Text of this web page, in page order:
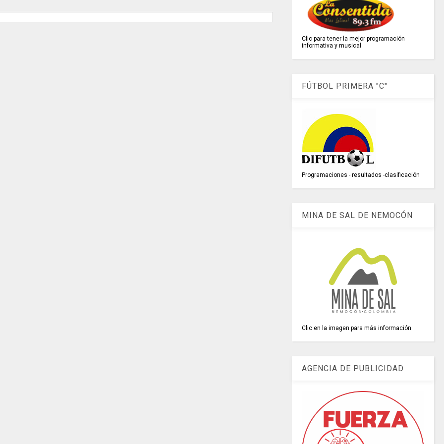
Clic para tener la mejor programación
informativa y musical
FÚTBOL PRIMERA "C"
Programaciones - resultados -clasificación
MINA DE SAL DE NEMOCÓN
Clic en la imagen para más información
AGENCIA DE PUBLICIDAD